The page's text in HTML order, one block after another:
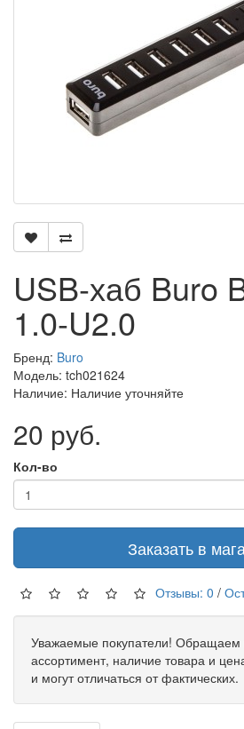
USB-хаб Buro
1.0-U2.0
Бренд: Buro
Модель: tch021624
Наличие: Наличие уточняйте
20 руб.
Кол-во
Заказать в
Отзывы: 0 /
Уважаемые покупатели! Обращаем
ассортимент, наличие товара и
и могут отличаться от фактических.